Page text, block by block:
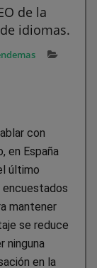
de la
idiomas.
con
en España
último
encuestados
mantener
se reduce
ninguna
en la